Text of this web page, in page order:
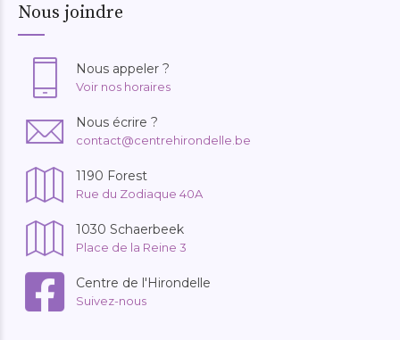
Nous joindre
Nous appeler ?
Voir nos horaires
Nous écrire ?
contact@centrehirondelle.be
1190 Forest
Rue du Zodiaque 40A
1030 Schaerbeek
Place de la Reine 3
Centre de l'Hirondelle
Suivez-nous